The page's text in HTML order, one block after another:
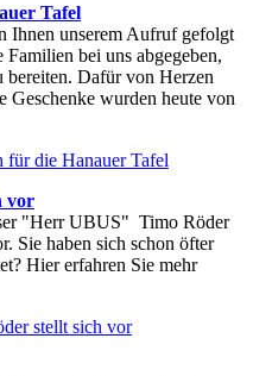
Tafel
Ihnen unserem Aufruf gefolgt
bei uns abgegeben,
bereiten. Dafür von Herzen
Geschenke wurden heute von
für die Hanauer Tafel
vor
"Herr UBUS" Timo Röder
Sie haben sich schon öfter
Hier erfahren Sie mehr
stellt sich vor